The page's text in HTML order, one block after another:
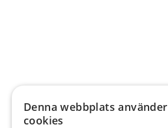
Denna webbplats använder
cookies